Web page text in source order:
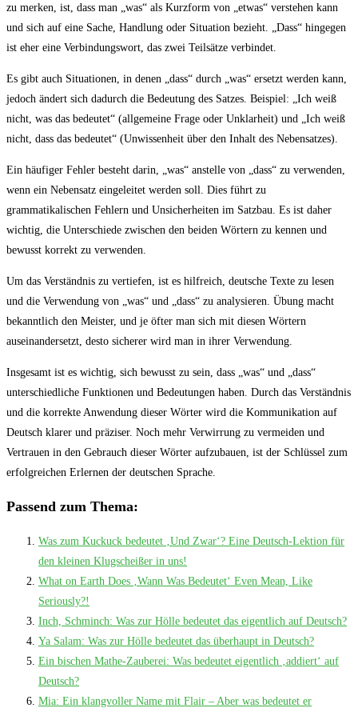
zu merken, ist, dass man „was“ als Kurzform von „etwas“ verstehen kann
und​ sich auf eine Sache, Handlung oder Situation bezieht. „Dass“ hingegen
ist eher eine Verbindungswort, das zwei Teilsätze verbindet.
Es gibt auch⁣ Situationen, in denen „dass“ durch „was“ ersetzt werden kann,
jedoch ändert sich dadurch die Bedeutung des ‌Satzes.‌ Beispiel: „Ich weiß
nicht, was⁢ das bedeutet“ (allgemeine Frage ⁤oder Unklarheit) und⁤ „Ich weiß
nicht, ⁤dass das bedeutet“ (Unwissenheit über den Inhalt des Nebensatzes).
Ein häufiger Fehler besteht ‌darin, „was“ anstelle von‌ „dass“ zu verwenden,
wenn ein Nebensatz eingeleitet werden soll.⁣ Dies führt zu
grammatikalischen Fehlern und Unsicherheiten im Satzbau. Es ist daher
wichtig, ⁤die Unterschiede​ zwischen den beiden Wörtern zu⁣ kennen⁣ und
bewusst korrekt zu verwenden.
Um das Verständnis zu vertiefen, ist es hilfreich, deutsche Texte zu lesen
und die Verwendung von „was“ und „dass“ zu analysieren. Übung macht
bekanntlich ⁤den Meister, und je öfter man sich mit‍ diesen Wörtern
auseinandersetzt, desto sicherer wird man in ihrer Verwendung.
Insgesamt ist es wichtig, sich ‍bewusst zu sein, dass „was“ und „dass“
unterschiedliche Funktionen und Bedeutungen haben. Durch das Verständnis
und die​ korrekte Anwendung ⁣dieser Wörter wird ‌die Kommunikation auf
⁢Deutsch klarer und präziser. ⁣Noch mehr Verwirrung zu vermeiden und
Vertrauen in den Gebrauch dieser Wörter‍ aufzubauen, ist der Schlüssel ⁣zum
erfolgreichen Erlernen der deutschen Sprache.
Passend zum Thema:
Was zum Kuckuck bedeutet ‚Und Zwar‘? Eine Deutsch-Lektion für
den kleinen Klugscheißer in uns!
What on Earth Does ‚Wann Was Bedeutet‘ Even Mean, Like
Seriously?!
Inch, Schminch: Was zur Hölle bedeutet das eigentlich auf Deutsch?
Ya Salam: Was zur Hölle bedeutet das überhaupt in Deutsch?
Ein bischen Mathe-Zauberei: Was bedeutet eigentlich ‚addiert‘ auf
Deutsch?
Mia: Ein klangvoller Name mit Flair – Aber was bedeutet er